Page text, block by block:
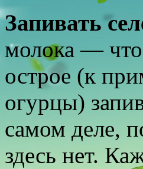
Запивать
молока — что
острое (к
огурцы)
самом деле,
здесь нет.